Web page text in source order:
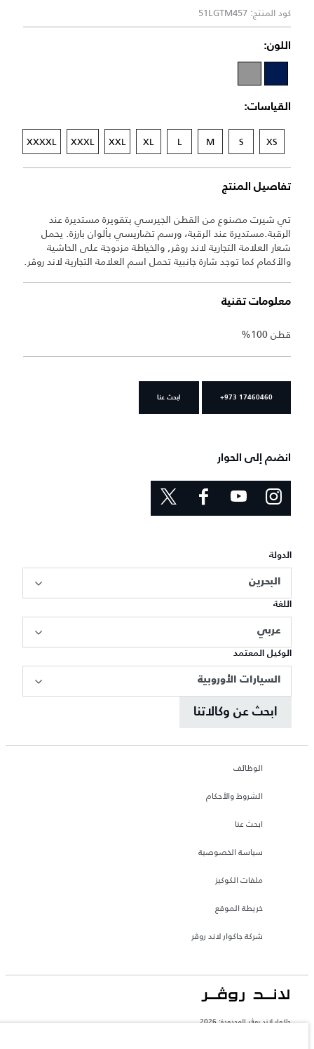
كود المنتج: 51LGTM457
اللون:
القياسات:
XS
S
M
L
XL
XXL
XXXL
XXXXL
تفاصيل المنتج
تي شيرت مصنوع من القطن الجيرسي بتقويرة مستديرة عند
الرقبة.مستديرة عند الرقبة، ورسم تضاريسي بألوان بارزة. يحمل
شعار العلامة التجارية لاند روڤر, والخياطة مزدوجة على الحاشية
والأكمام كما توجد شارة جانبية تحمل اسم العلامة التجارية لاند روڤر.
معلومات تقنية
قطن 100%
+973 17460460 ابحث عنا
انضم إلى الحوار
الدولة
البحرين
اللغة
عربي
الوكيل المعتمد
السيارات الأوروبية
ابحث عن وكالاتنا
الوظائف
الشروط والأحكام
ابحث عنا
سياسة الخصوصية
ملفات الكوكيز
خريطة الموقع
شركة جاكوار لاند روڤر
جاكوار لاند روڨر المحدودة: 2026